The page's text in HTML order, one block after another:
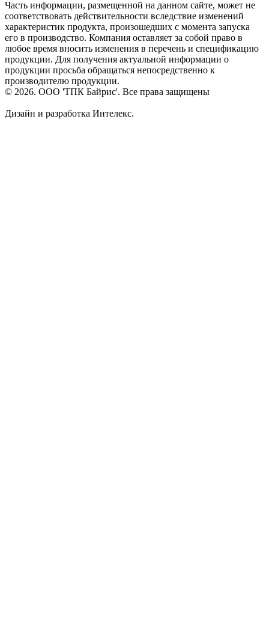
Часть информации, размещенной на данном сайте, может не
соответствовать действительности вследствие изменений
характеристик продукта, произошедших с момента запуска
его в производство. Компания оставляет за собой право в
любое время вносить изменения в перечень и спецификацию
продукции. Для получения актуальной информации о
продукции просьба обращаться непосредственно к
производителю продукции.
© 2026. ООО 'ТПК Байрис'. Все права защищены
Дизайн и разработка Интелекс.